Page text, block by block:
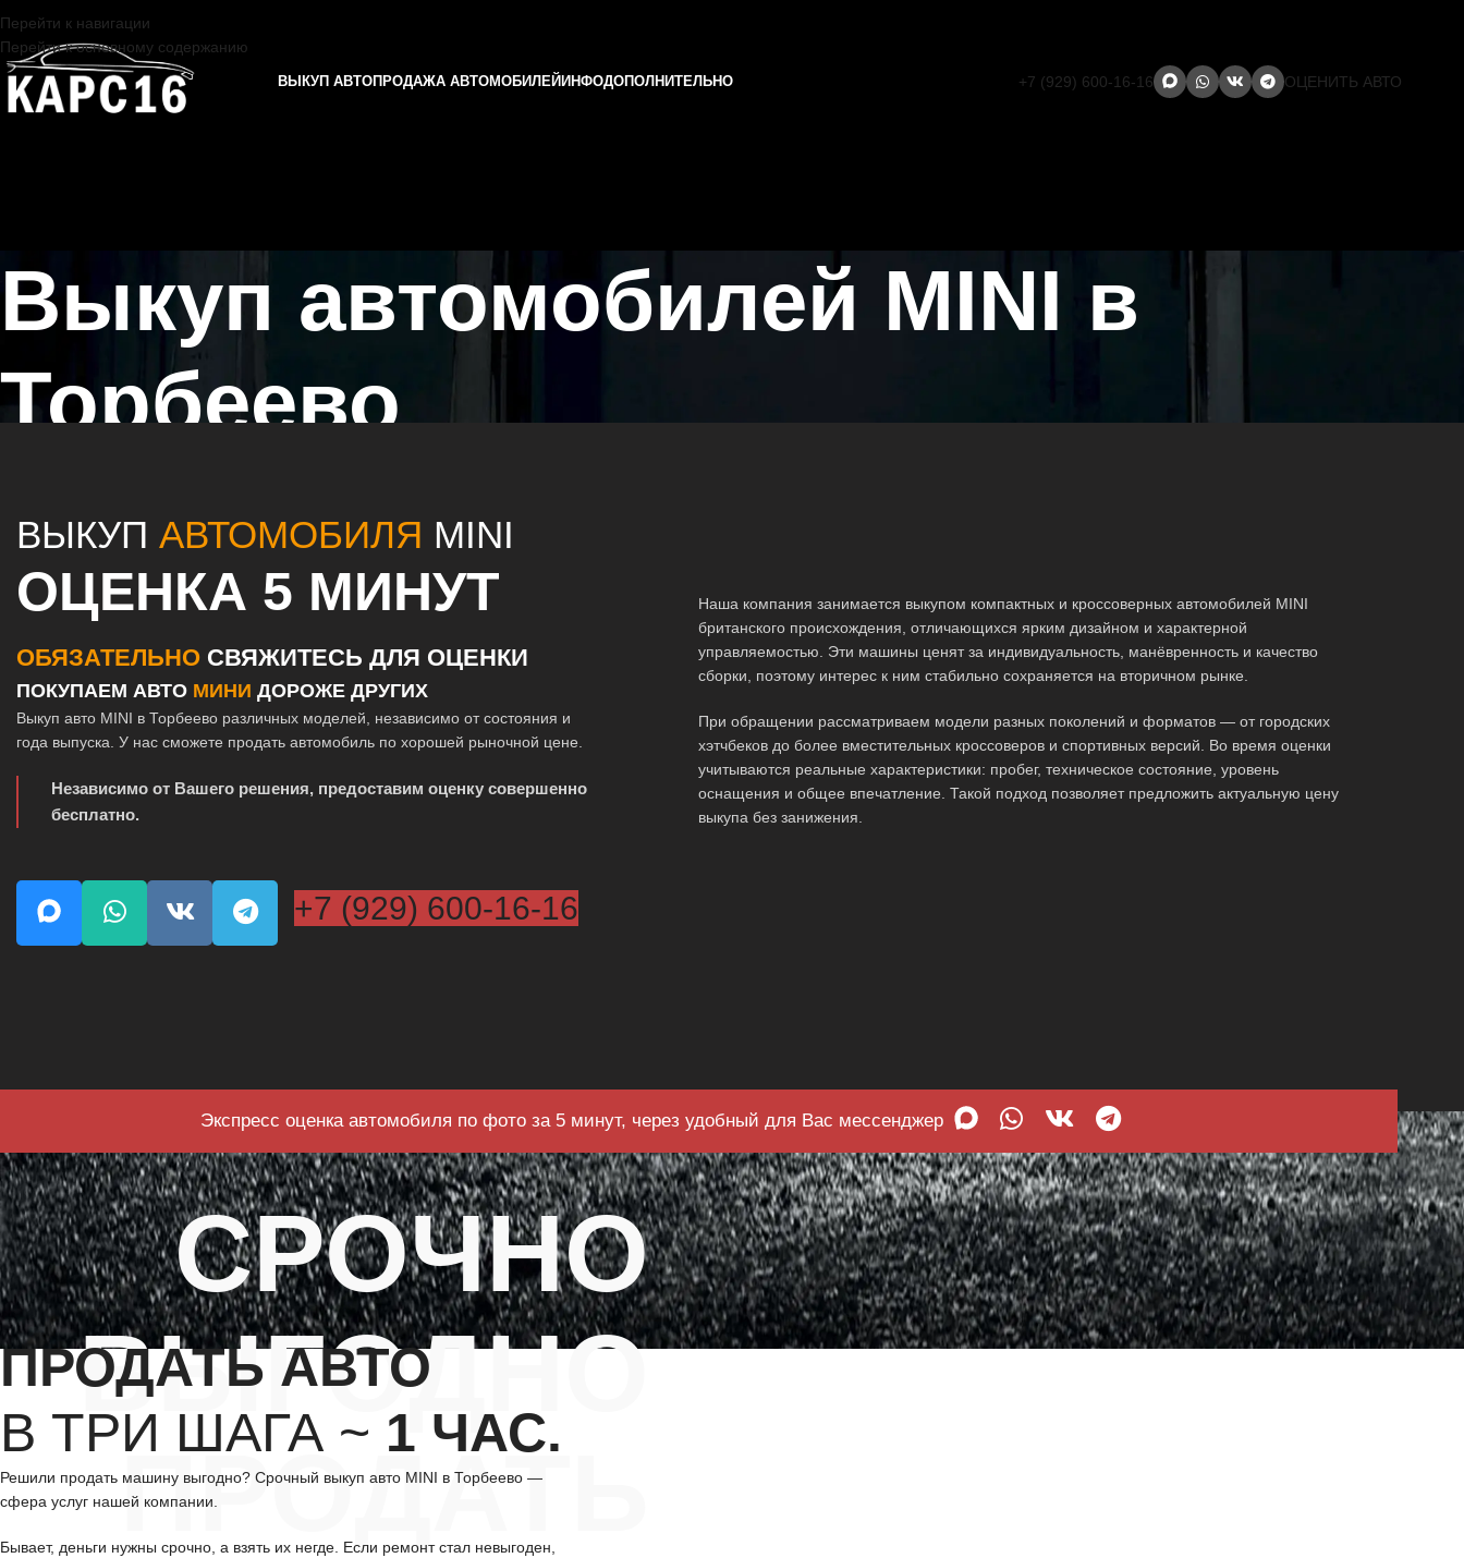
Перейти к навигации
Перейти к основному содержанию
ВЫКУП АВТОПРОДАЖА АВТОМОБИЛЕЙ ИНФОДОПОЛНИТЕЛЬНО +7 (929) 600-16-16 ОЦЕНИТЬ АВТО
Выкуп автомобилей MINI в
Торбеево
ВЫКУП АВТОМОБИЛЯ MINI
ОЦЕНКА 5 МИНУТ
ОБЯЗАТЕЛЬНО СВЯЖИТЕСЬ ДЛЯ ОЦЕНКИ
ПОКУПАЕМ АВТО МИНИ ДОРОЖЕ ДРУГИХ
Выкуп авто MINI в Торбеево различных моделей, независимо от состояния и
года выпуска. У нас сможете продать автомобиль по хорошей рыночной цене.
Независимо от Вашего решения, предоставим оценку совершенно
бесплатно.
+7 (929) 600-16-16
Наша компания занимается выкупом компактных и кроссоверных автомобилей MINI
британского происхождения, отличающихся ярким дизайном и характерной
управляемостью. Эти машины ценят за индивидуальность, манёвренность и качество
сборки, поэтому интерес к ним стабильно сохраняется на вторичном рынке.
При обращении рассматриваем модели разных поколений и форматов — от городских
хэтчбеков до более вместительных кроссоверов и спортивных версий. Во время оценки
учитываются реальные характеристики: пробег, техническое состояние, уровень
оснащения и общее впечатление. Такой подход позволяет предложить актуальную цену
выкупа без занижения.
Экспресс оценка автомобиля по фото за 5 минут, через удобный для Вас мессенджер
СРОЧНО
ВЫГОДНО
ПРОДАТЬ
ПРОДАТЬ АВТО
В ТРИ ШАГА ~ 1 ЧАС.
Решили продать машину выгодно? Срочный выкуп авто MINI в Торбеево —
сфера услуг нашей компании.
Бывает, деньги нужны срочно, а взять их негде. Если ремонт стал невыгоден,